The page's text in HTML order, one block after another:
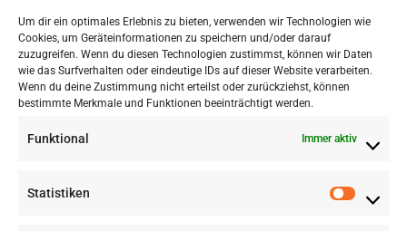
Um dir ein optimales Erlebnis zu bieten, verwenden wir Technologien wie
Cookies, um Geräteinformationen zu speichern und/oder darauf
zuzugreifen. Wenn du diesen Technologien zustimmst, können wir Daten
wie das Surfverhalten oder eindeutige IDs auf dieser Website verarbeiten.
Wenn du deine Zustimmung nicht erteilst oder zurückziehst, können
bestimmte Merkmale und Funktionen beeinträchtigt werden.
Funktional Immer aktiv
Statistiken